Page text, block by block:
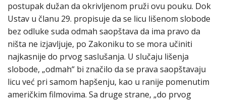
postupak dužan da okrivljenom pruži ovu pouku. Dok
Ustav u članu 29. propisuje da se licu lišenom slobode
bez odluke suda odmah saopštava da ima pravo da
ništa ne izjavljuje, po Zakoniku to se mora učiniti
najkasnije do prvog saslušanja. U slučaju lišenja
slobode, „odmah“ bi značilo da se prava saopštavaju
licu već pri samom hapšenju, kao u ranije pomenutim
američkim filmovima. Sa druge strane, „do prvog